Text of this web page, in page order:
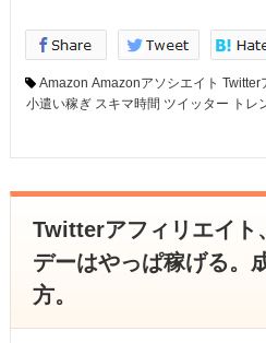
Amazon Amazonアソシエイト Twitter
小遣い稼ぎ スキマ時間 ツイッター トレ
Twitterアフィリエイト
デーはやっぱ稼げる。
方。